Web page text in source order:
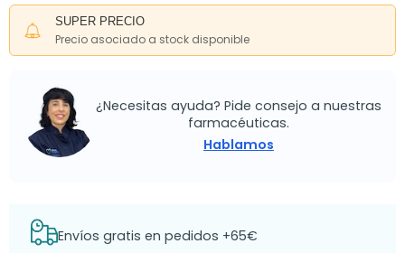
SUPER PRECIO
Precio asociado a stock disponible
¿Necesitas ayuda? Pide consejo a nuestras
farmacéuticas.
Hablamos
Envíos gratis en pedidos +65€